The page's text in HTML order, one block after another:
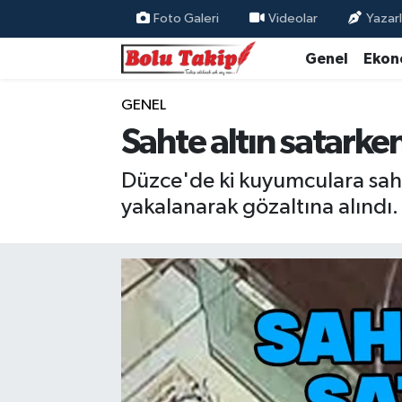
Foto Galeri Videolar
Genel
GENEL
Sahte altın
Düzce'de ki kuyumculara
yakalanarak gözaltına alındı.